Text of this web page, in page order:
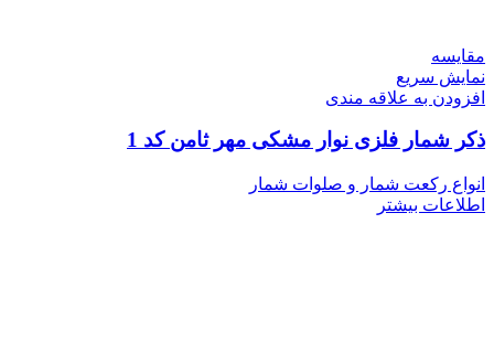
مقايسه
نمایش سریع
افزودن به علاقه مندی
ذکر شمار فلزی نوار مشکی مهر ثامن کد 1
انواع رکعت شمار و صلوات شمار
اطلاعات بیشتر